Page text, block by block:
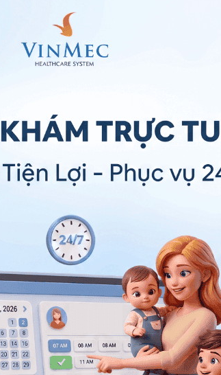
. Thuốc được chỉ định điều trị mụn
cho các trường đã điều trị
sinh nhưng không hiệu quả. Cơ
hoạt động khiến cho độ pH trên
vi khuẩn P. Acnes gây ra mụn
uống. Thuốc nên uống ngay
nước. Người bệnh không nên
trào ngược về thực quản. Thuốc
uống.
nào cần đưa ngay đến cơ sở y
nên uống bù liều đã quên vào